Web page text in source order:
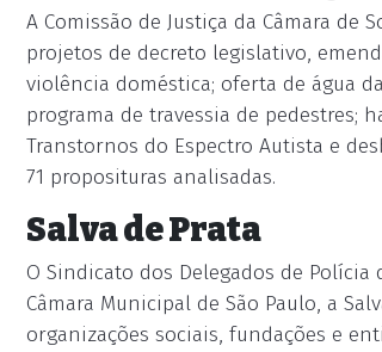
A Comissão de Justiça da Câmara
projetos de decreto legislativo,
violência doméstica; oferta de água
programa de travessia de pedestres;
Transtornos do Espectro Autista e
71 proposituras analisadas.
Salva de Prata
O Sindicato dos Delegados de
Câmara Municipal de São Paulo, a
organizações sociais, fundações e